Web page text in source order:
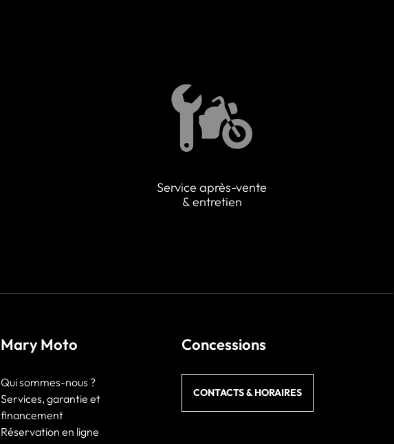
Service après-vente
& entretien
Mary Moto
Qui sommes-nous ?
Services, garantie et
financement
Réservation en ligne
Concessions
CONTACTS & HORAIRES